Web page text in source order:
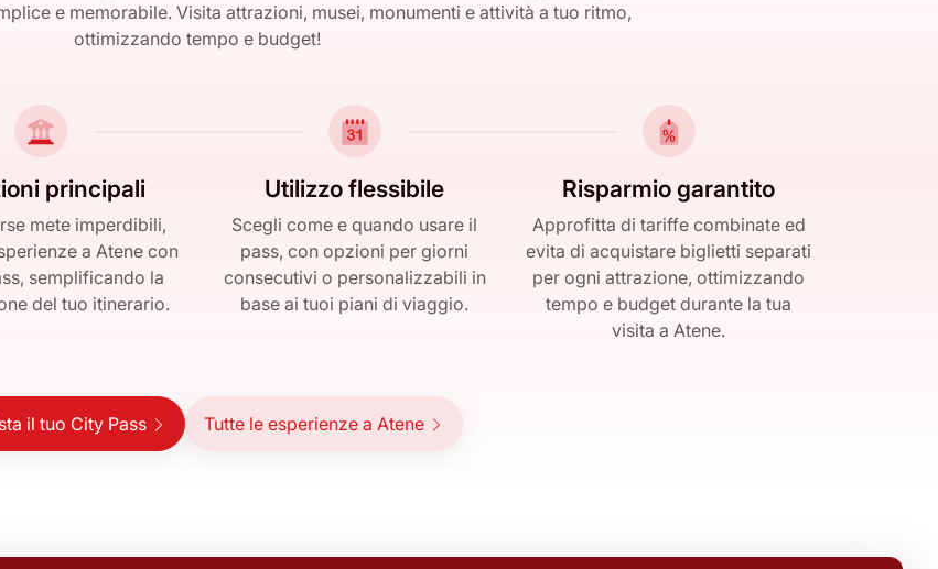
e memorabile. Visita attrazioni, musei, monumenti e attività a tuo ritmo,
ottimizzando tempo e budget!
principali
mete imperdibili,
a Atene con
semplificando la
del tuo itinerario.
Utilizzo flessibile
Scegli come e quando usare il
pass, con opzioni per giorni
consecutivi o personalizzabili in
base ai tuoi piani di viaggio.
Risparmio garantito
Approfitta di tariffe combinate ed
evita di acquistare biglietti separati
per ogni attrazione, ottimizzando
tempo e budget durante la tua
visita a Atene.
il tuo City Pass Tutte le esperienze a Atene